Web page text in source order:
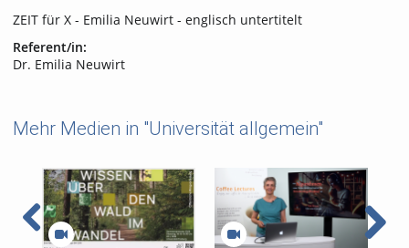
ZEIT für X - Emilia Neuwirt - englisch untertitelt
Referent/in:
Dr. Emilia Neuwirt
Mehr Medien in "Universität allgemein"